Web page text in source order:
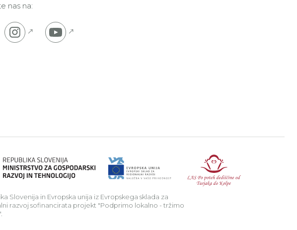
nas na:
na Facebook stran
Pojdi na Instagram stran
Evropa investira v podeželje.
Slovenija in Evropska unija iz Evropskega sklada za
razvoj sofinancirata projekt "Podprimo lokalno - tržimo